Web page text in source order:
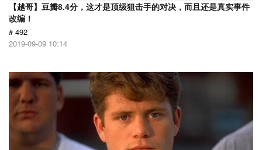
【越哥】豆瓣8.4分，这才是顶级狙击手的对决，而且还是真实事件
改编！
# 492
2019-09-09 10:14